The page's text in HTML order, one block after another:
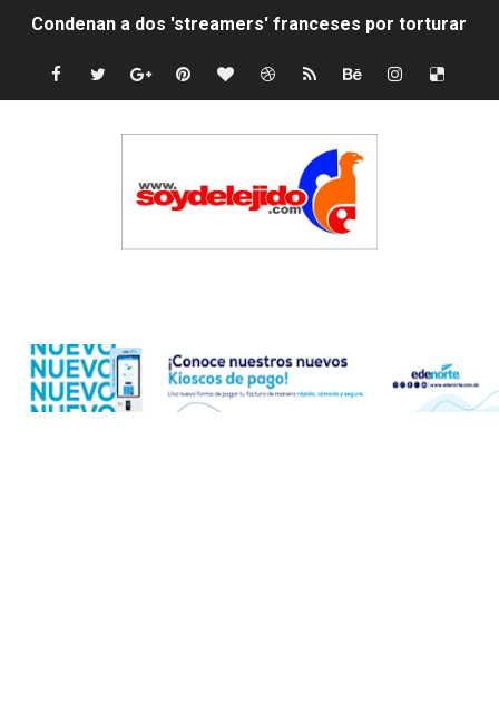
Nuevo Código Penal: hasta 20 años de cárcel por robo
La nube sahariana número 14 se ha alejado de
Indomet pronostica temperaturas de hasta 35 °C para
JAPY VERDEI MISS MICHELL ROSARIO
Dólar bajó 9 cts. y era vendido a $58.44; el euro subió a